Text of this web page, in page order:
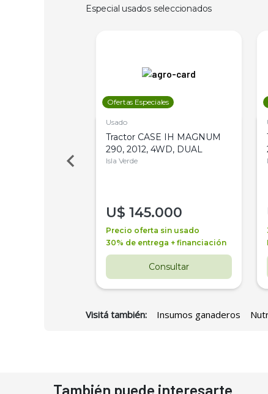
Especial usados seleccionados
Ofertas Especiales
Usado
Tractor CASE IH MAGNUM
290, 2012, 4WD, DUAL
Isla Verde
U$ 145.000
Precio oferta sin usado
30% de entrega + financiación
Consultar
Visitá también: Insumos ganaderos
También puede interesarte